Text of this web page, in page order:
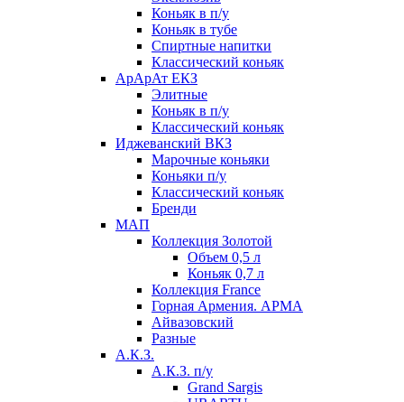
Коньяк в п/у
Коньяк в тубе
Спиртные напитки
Классический коньяк
АрАрАт ЕКЗ
Элитные
Коньяк в п/у
Классический коньяк
Иджеванский ВКЗ
Марочные коньяки
Коньяки п/у
Классический коньяк
Бренди
МАП
Коллекция Золотой
Объем 0,5 л
Коньяк 0,7 л
Коллекция France
Горная Армения. АРМА
Айвазовский
Разные
А.К.З.
А.К.З. п/у
Grand Sargis